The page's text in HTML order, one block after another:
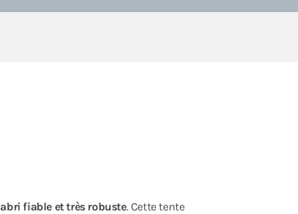
abri fiable et très robuste. Cette tente